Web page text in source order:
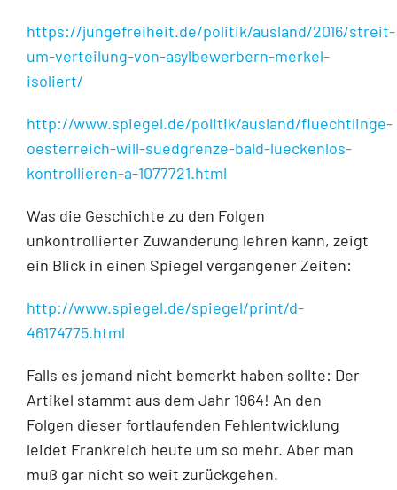
https://jungefreiheit.de/politik/ausland/2016/streit-
um-verteilung-von-asylbewerbern-merkel-
isoliert/
http://www.spiegel.de/politik/ausland/fluechtlinge-
oesterreich-will-suedgrenze-bald-lueckenlos-
kontrollieren-a-1077721.html
Was die Geschichte zu den Folgen
unkontrollierter Zuwanderung lehren kann, zeigt
ein Blick in einen Spiegel vergangener Zeiten:
http://www.spiegel.de/spiegel/print/d-
46174775.html
Falls es jemand nicht bemerkt haben sollte: Der
Artikel stammt aus dem Jahr 1964! An den
Folgen dieser fortlaufenden Fehlentwicklung
leidet Frankreich heute um so mehr. Aber man
muß gar nicht so weit zurückgehen.